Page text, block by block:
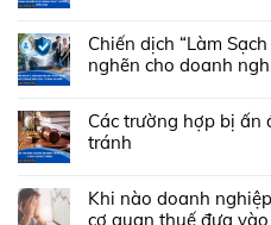
Chiến dịch “Làm
nghẽn cho doanh
Các trường hợp bị ấn
tránh
Khi nào doanh
cơ quan thuế đưa vào